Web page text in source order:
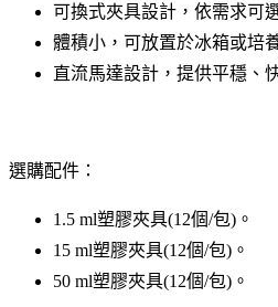
可換式夾具設計，依需求可
體積小，可放置於冰箱或培
直流馬達設計，提供平穩、
選購配件：
1.5 ml塑膠夾具(12個/包)。
15 ml塑膠夾具(12個/包)。
50 ml塑膠夾具(12個/包)。